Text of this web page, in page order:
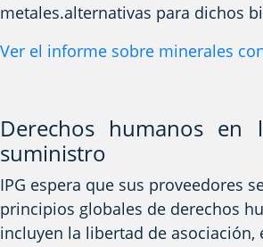
metales.alternativas para dichos
Ver el informe sobre minerales
Derechos humanos en
suministro
IPG espera que sus proveedores
principios globales de derechos
incluyen la libertad de asociación,